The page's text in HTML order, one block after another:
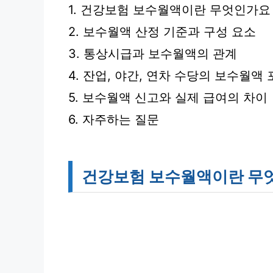
1. 건강보험 보수월액이란 무엇인가요
2. 보수월액 산정 기준과 구성 요소
3. 통상시급과 보수월액의 관계
4. 잔업, 야간, 연차 수당의 보수월액
5. 보수월액 신고와 실제 급여의 차이
6. 자주하는 질문
건강보험 보수월액이란 무